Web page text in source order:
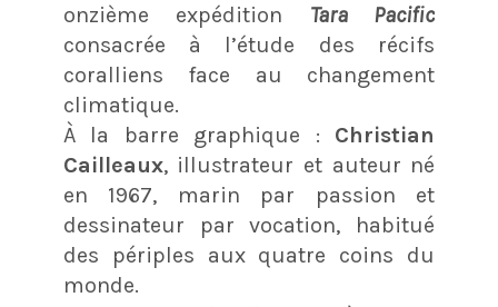
onzième expédition Tara Pacific
consacrée à l’étude des récifs
coralliens face au changement
climatique.
À la barre graphique : Christian
Cailleaux, illustrateur et auteur né
en 1967, marin par passion et
dessinateur par vocation, habitué
des périples aux quatre coins du
monde.